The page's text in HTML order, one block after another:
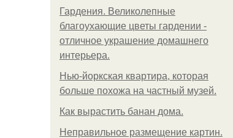
Гардения. Великолепные
благоухающие цветы гардении -
отличное украшение домашнего
интерьера.
Нью-йоркская квартира, которая
больше похожа на частный музей.
Как вырастить банан дома.
Неправильное размещение картин.